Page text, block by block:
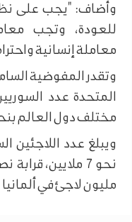
وأضاف: "يجب على
للعودة، وتجب
معاملة إنسانية
وتقدر المفوضية
المتحدة عدد
مختلف دول العالم بنحو 13.4 مليون
ويبلغ عدد اللاجئين
نحو 7 ملايين،
مليون لاجئ في